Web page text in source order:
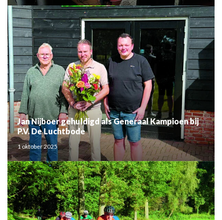
Jan Nijboer gehuldigd als Generaal Kampioen bij
P.V. De Luchtbode
1 oktober 2025